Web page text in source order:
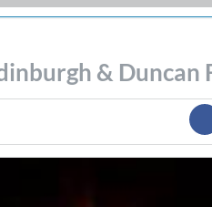
& Duncan